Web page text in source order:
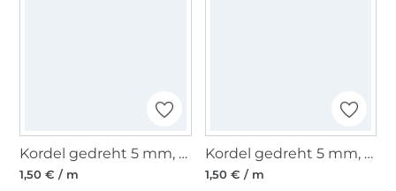
Kordel gedreht 5 mm, neongelb
1,50 € / m
Kordel gedreht 5 mm, neongrün
1,50 € / m